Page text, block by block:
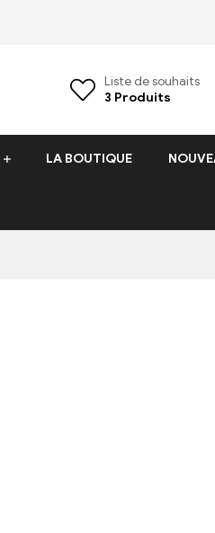
Liste de souhaits
3 Produits
LA BOUTIQUE